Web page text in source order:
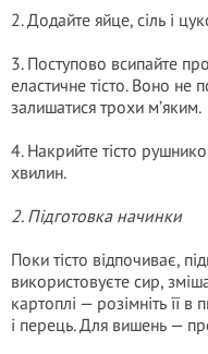
2. Додайте яйце, сіль і
3. Поступово всипайте
еластичне тісто. Воно не
залишатися трохи м’яким.
4. Накрийте тісто
хвилин.
2. Підготовка начинки
Поки тісто відпочиває,
використовуєте сир,
картоплі — розімніть її
і перець. Для вишень —